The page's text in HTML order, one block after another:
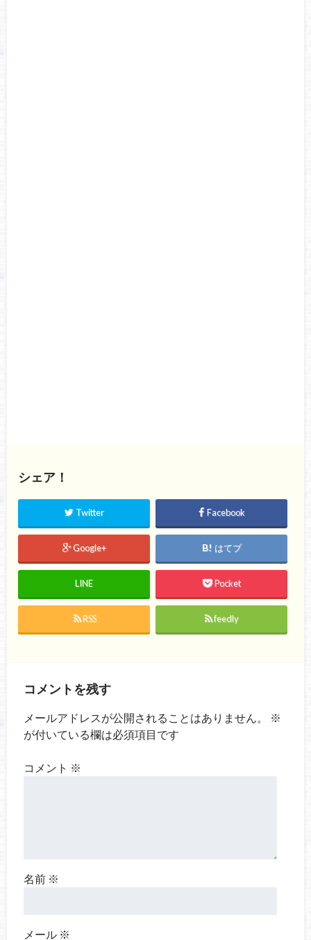
シェア！
Twitter Facebook
Google+ はてブ
LINE Pocket
RSS feedly
コメントを残す
メールアドレスが公開されることはありません。
※
が付いている欄は必須項目です
コメント ※
名前 ※
メール ※